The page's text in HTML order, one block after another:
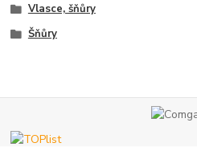
Vlasce, šňůry
Šňůry